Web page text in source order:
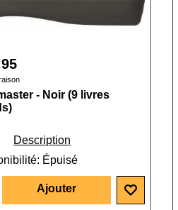
- Noir (9 livres
Description
: Épuisé
Ajouter